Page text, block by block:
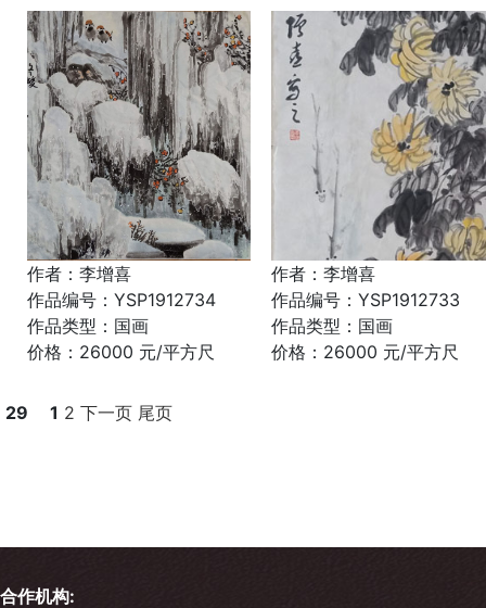
作者：李增喜
作品编号：YSP1912734
作品类型：国画
价格：26000 元/平方尺
作者：李增喜
作品编号：YSP1912733
作品类型：国画
价格：26000 元/平方尺
29 1 2 下一页 尾页
合作机构: